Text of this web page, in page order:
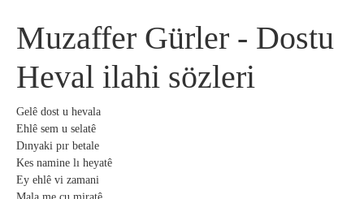
Muzaffer Gürler - Dostu
Heval ilahi sözleri
Gelê dost u hevala
Ehlê sem u selatê
Dınyaki pır betale
Kes namine lı heyatê
Ey ehlê vi zamani